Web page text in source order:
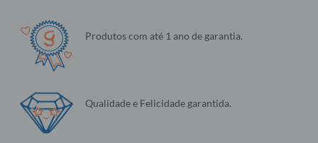
Produtos com até 1 ano de garantia.
Qualidade e Felicidade garantida.